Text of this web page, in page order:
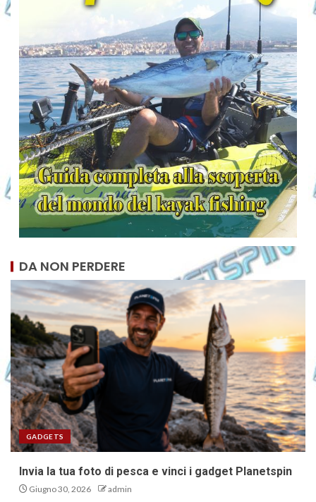
DA NON PERDERE
GADGETS
Invia la tua foto di pesca e vinci i gadget Planetspin
Giugno 30, 2026 admin